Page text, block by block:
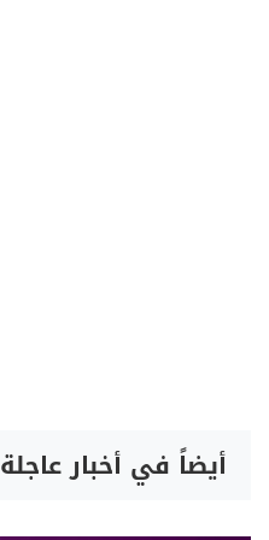
أيضاً في أخبار عاجلة